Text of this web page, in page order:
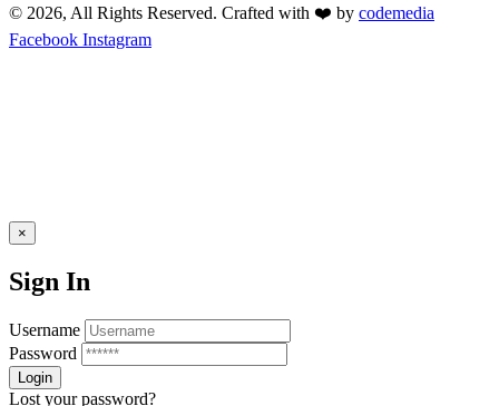
© 2026, All Rights Reserved. Crafted with ❤️ by codemedia
Facebook Instagram
×
Sign In
Username
Password
Lost your password?